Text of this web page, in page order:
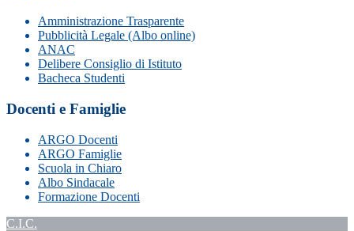
Amministrazione Trasparente
Pubblicità Legale (Albo online)
ANAC
Delibere Consiglio di Istituto
Bacheca Studenti
Docenti e Famiglie
ARGO Docenti
ARGO Famiglie
Scuola in Chiaro
Albo Sindacale
Formazione Docenti
C.I.C.